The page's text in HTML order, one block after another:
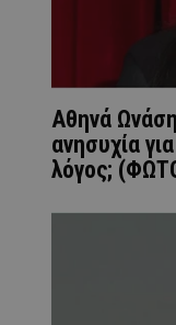
Αθηνά
ανησυχία
λόγος;